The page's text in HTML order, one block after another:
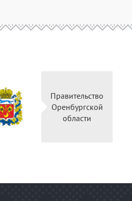
Министерство
культуры
Российской
федерации